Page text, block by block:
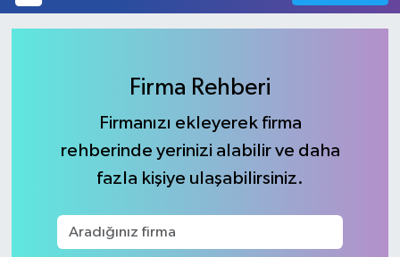
Firma Rehberi
Firmanızı ekleyerek firma
rehberinde yerinizi alabilir ve daha
fazla kişiye ulaşabilirsiniz.
Namaz Vakitleri
Tüm Manşetler
Haber Arşivi